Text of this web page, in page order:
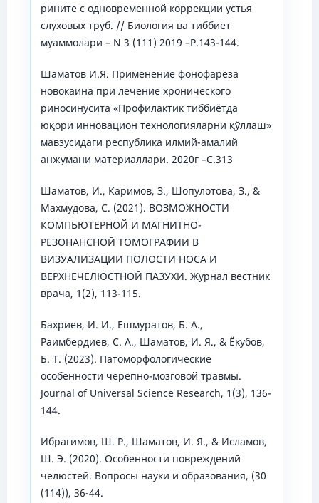
рините с одновременной коррекции устья
слуховых труб. // Биология ва тиббиет
муаммолари – N 3 (111) 2019 –Р.143-144.
Шаматов И.Я. Применение фонофареза
новокаина при лечение хронического
риносинусита «Профилактик тиббиётда
юқори инновацион технологияларни қўллаш»
мавзусидаги республика илмий-амалий
анжумани материаллари. 2020г –С.313
Шаматов, И., Каримов, З., Шопулотова, З., &
Махмудова, С. (2021). ВОЗМОЖНОСТИ
КОМПЬЮТЕРНОЙ И МАГНИТНО-
РЕЗОНАНСНОЙ ТОМОГРАФИИ В
ВИЗУАЛИЗАЦИИ ПОЛОСТИ НОСА И
ВЕРХНЕЧЕЛЮСТНОЙ ПАЗУХИ. Журнал вестник
врача, 1(2), 113-115.
Бахриев, И. И., Ешмуратов, Б. А.,
Раимбердиев, С. А., Шаматов, И. Я., & Ёкубов,
Б. Т. (2023). Патоморфологические
особенности черепно-мозговой травмы.
Journal of Universal Science Research, 1(3), 136-
144.
Ибрагимов, Ш. Р., Шаматов, И. Я., & Исламов,
Ш. Э. (2020). Особенности повреждений
челюстей. Вопросы науки и образования, (30
(114)), 36-44.